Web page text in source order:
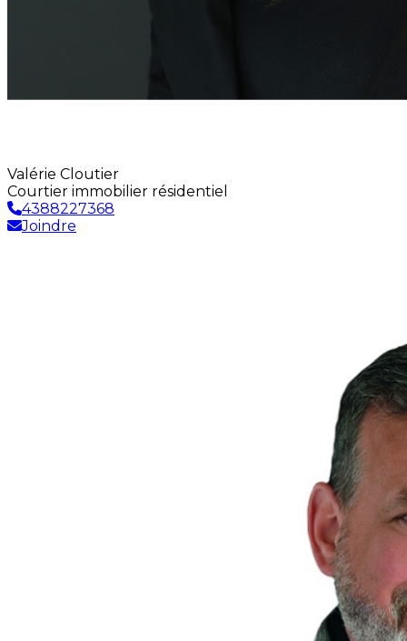
Valérie Cloutier
Courtier immobilier résidentiel
4388227368
Joindre